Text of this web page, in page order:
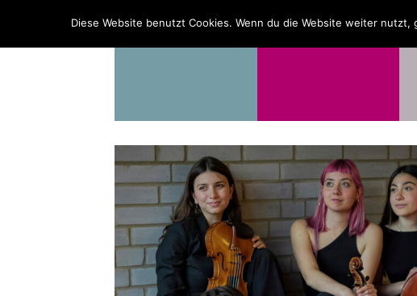
PROGRAMM ÜBER UNS
Diese Website benutzt Cookies. Wenn du die Website weiter